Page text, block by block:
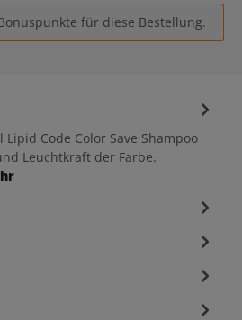
für diese Bestellung.
Lipid Code Color Save Shampoo
Leuchtkraft der Farbe.